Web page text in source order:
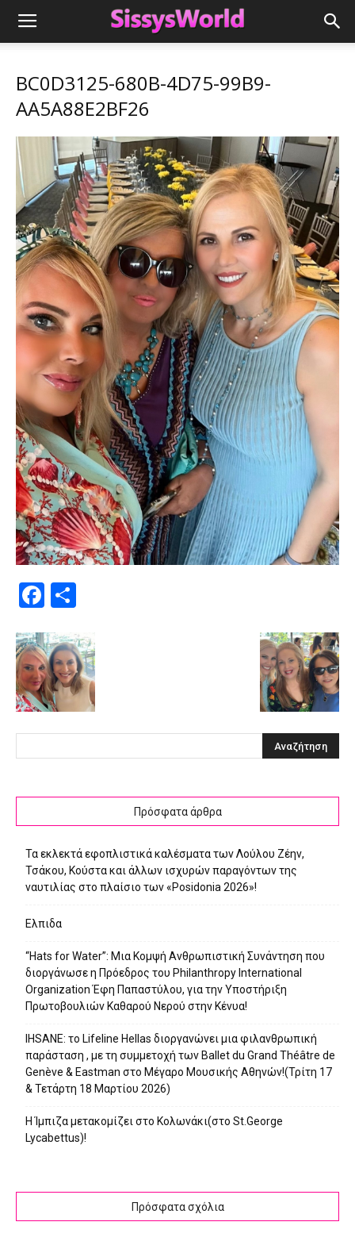
BC0D3125-680B-4D75-99B9-
AA5A88E2BF26
Facebook
Πρόσφατα άρθρα
Τα εκλεκτά εφοπλιστικά καλέσματα των Λούλου Ζέην,
Τσάκου, Κούστα και άλλων ισχυρών παραγόντων της
ναυτιλίας στο πλαίσιο των «Posidonia 2026»!
Ελπιδα
“Hats for Water”: Μια Κομψή Ανθρωπιστική Συνάντηση που
διοργάνωσε η Πρόεδρος του Philanthropy International
Organization Έφη Παπαστύλου, για την Υποστήριξη
Πρωτοβουλιών Καθαρού Νερού στην Κένυα!
IHSANE: το Lifeline Hellas διοργανώνει μια φιλανθρωπική
παράσταση , με τη συμμετοχή των Ballet du Grand Théâtre de
Genève & Eastman στο Μέγαρο Μουσικής Αθηνών!(Τρίτη 17
& Τετάρτη 18 Μαρτίου 2026)
Η Ίμπιζα μετακομίζει στο Κολωνάκι(στο St.George
Lycabettus)!
Πρόσφατα σχόλια